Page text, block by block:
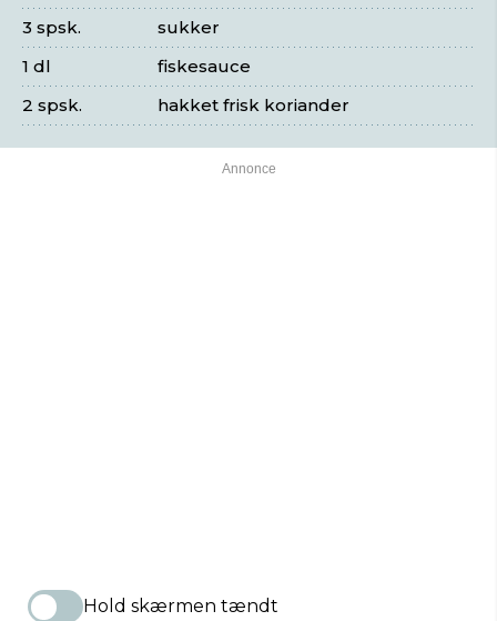
sukker
3 spsk.
fiskesauce
1 dl
hakket frisk koriander
2 spsk.
Hold skærmen tændt